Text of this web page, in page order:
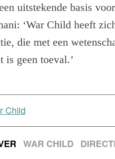
uitstekende basis
‘War Child heeft
die met een
is geen toeval.’
Child
WAR CHILD